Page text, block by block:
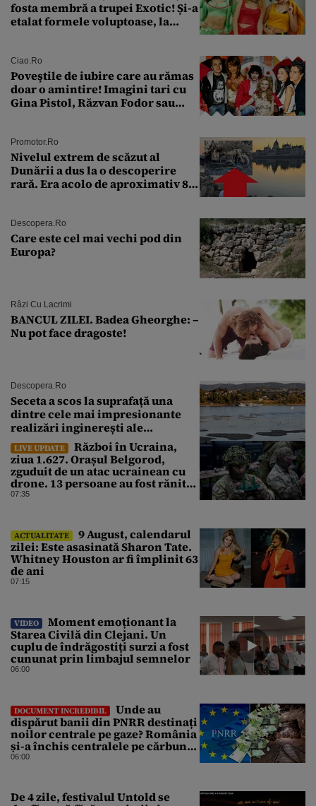
fosta membră a trupei Exotic! Și-a
etalat formele voluptoase, la
Ciao.ro
Poveştile de iubire care au rămas
doar o amintire! Imagini tari cu
Gina Pistol, Răzvan Fodor sau
Promotor.ro
Nivelul extrem de scăzut al
Dunării a dus la o descoperire
rară. Era acolo de aproximativ 80
Descopera.ro
Care este cel mai vechi pod din
Europa?
Râzi Cu Lacrimi
BANCUL ZILEI. Badea Gheorghe: –
Nu pot face dragoste!
Descopera.ro
Seceta a scos la suprafață una
dintre cele mai impresionante
realizări inginerești ale
Imperiului Roman
LIVE UPDATE
Război în Ucraina,
ziua 1.627. Orașul Belgorod,
zguduit de un atac ucrainean cu
drone. 13 persoane au fost rănite
și mai multe clădiri, incendiate
07:35
ACTUALITATE
9 August, calendarul
zilei: Este asasinată Sharon Tate.
Whitney Houston ar fi împlinit 63
de ani
07:15
VIDEO
Moment emoționant la
Starea Civilă din Clejani. Un
cuplu de îndrăgostiți surzi a fost
cununat prin limbajul semnelor
06:00
DOCUMENT INCREDIBIL
Unde au
dispărut banii din PNRR destinați
noilor centrale pe gaze? România
și-a închis centralele pe cărbune
în ritm galopant, dar nu a pus
06:00
De 4 zile, festivalul Untold se